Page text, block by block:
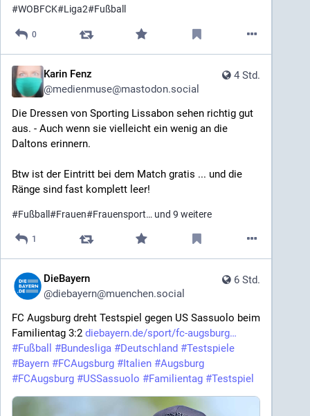
#WOBFCK#Liga2#Fußball
0
4 Std.
Karin Fenz
@medienmuse@mastodon.social
Die Dressen von Sporting Lissabon sehen richtig gut
aus. - Auch wenn sie vielleicht ein wenig an die
Daltons erinnern.
Btw ist der Eintritt bei dem Match gratis ... und die
Ränge sind fast komplett leer!
#Fußball#Frauen#Frauensport… und 9 weitere
1
6 Std.
DieBayern
@diebayern@muenchen.social
FC Augsburg dreht Testspiel gegen US Sassuolo beim
Familientag 3:2 diebayern.de/sport/fc-augsburg
#Fußball #Bundesliga #Deutschland #Testspiele
#Bayern #FCAugsburg #Italien #Augsburg
#FCAugsburg #USSassuolo #Familientag #Testspiel